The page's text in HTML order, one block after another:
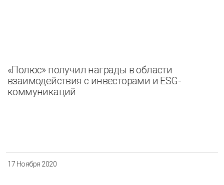
«Полюс» получил награды в области
взаимодействия с инвесторами и ESG-
коммуникаций
17 Ноября 2020